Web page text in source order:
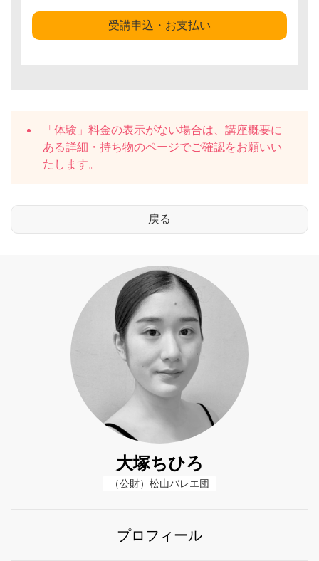
受講申込・お支払い
「体験」料金の表示がない場合は、講座概要に
ある詳細・持ち物のページでご確認をお願いい
たします。
大塚ちひろ
（公財）松山バレエ団
プロフィール